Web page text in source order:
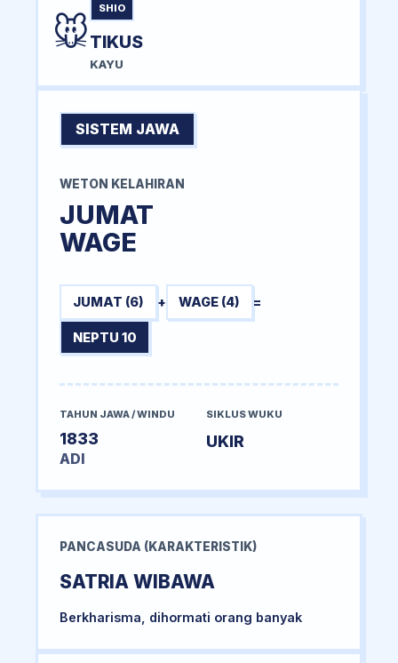
🐭
SHIO
TIKUS
KAYU
SISTEM JAWA
WETON KELAHIRAN
JUMAT
WAGE
JUMAT (6) + WAGE (4) =
NEPTU 10
TAHUN JAWA / WINDU
1833
ADI
SIKLUS WUKU
UKIR
PANCASUDA (KARAKTERISTIK)
SATRIA WIBAWA
Berkharisma, dihormati orang banyak